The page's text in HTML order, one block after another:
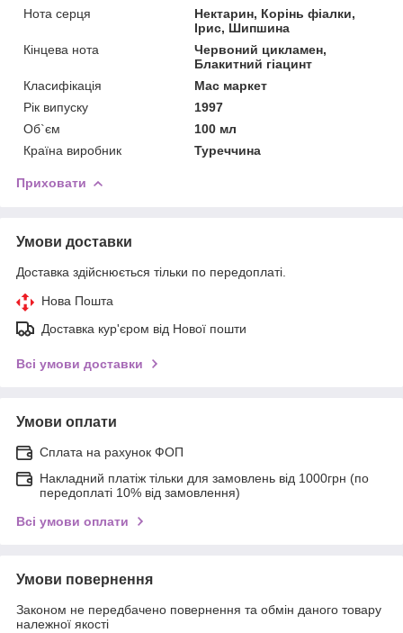
Нота серця
Нектарин, Корінь фіалки,
Ірис, Шипшина
Кінцева нота
Червоний цикламен,
Блакитний гіацинт
Класифікація
Мас маркет
Рік випуску
1997
Об`єм
100 мл
Країна виробник
Туреччина
Приховати
Умови доставки
Доставка здійснюється тільки по передоплаті.
Нова Пошта
Доставка кур'єром від Нової пошти
Всі умови доставки
Умови оплати
Сплата на рахунок ФОП
Накладний платіж тільки для замовлень від 1000грн (по
передоплаті 10% від замовлення)
Всі умови оплати
Умови повернення
Законом не передбачено повернення та обмін даного товару
належної якості